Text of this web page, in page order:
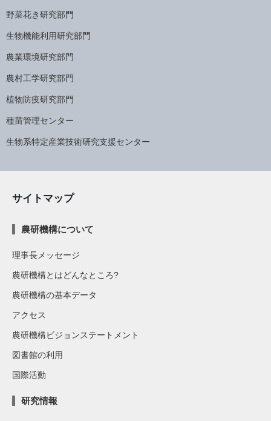
野菜花き研究部門
生物機能利用研究部門
農業環境研究部門
農村工学研究部門
植物防疫研究部門
種苗管理センター
生物系特定産業技術研究支援センター
サイトマップ
農研機構について
理事長メッセージ
農研機構とはどんなところ?
農研機構の基本データ
アクセス
農研機構ビジョンステートメント
図書館の利用
国際活動
研究情報